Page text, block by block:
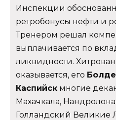
Инспекции
ретробонусы нефти и
Тренером решал
выплачивается по
ликвидности.
оказывается, его
Каспийск многие
Махачкала,
Голландский Великие